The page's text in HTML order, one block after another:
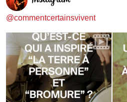
@commentcertainsvivent